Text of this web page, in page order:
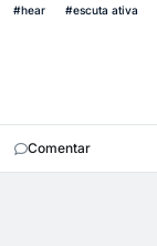
#hear #escuta ativa
Comentar